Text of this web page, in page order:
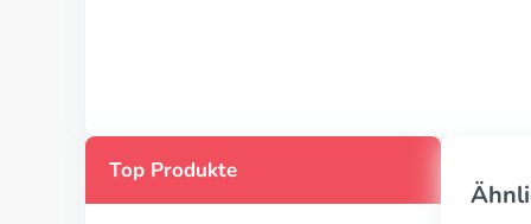
Top Produkte